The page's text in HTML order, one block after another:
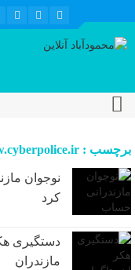
برچسب : www.cyberpolice.ir
نوجوان
کرد
مازندران